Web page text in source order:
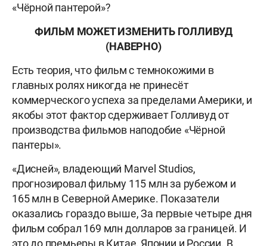
«Чёрной пантерой»?
ФИЛЬМ МОЖЕТ ИЗМЕНИТЬ ГОЛЛИВУД
(НАВЕРНО)
Есть теория, что фильм с темнокожими в
главных ролях никогда не принесёт
коммерческого успеха за пределами Америки, и
якобы этот фактор сдерживает Голливуд от
производства фильмов наподобие «Чёрной
пантеры».
«Дисней», владеющий Marvel Studios,
прогнозировал фильму 115 млн за рубежом и
165 млн в Северной Америке. Показатели
оказались гораздо выше, За первые четыре дня
фильм собрал 169 млн долларов за границей. И
это до премьеры в Китае, Японии и России. В